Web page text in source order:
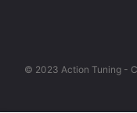
© 2023 Action Tuning -